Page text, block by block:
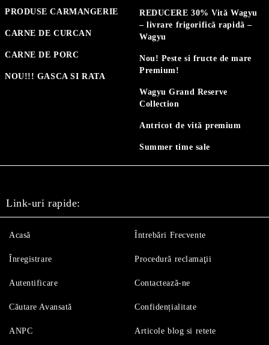
PRODUSE CARMANGERIE
CARNE DE CURCAN
CARNE DE PORC
NOU!!! GASCA SI RATA
REDUCERE 30% Vită Wagyu
– livrare frigorifică rapidă –
Wagyu
Nou! Peste si fructe de mare
Premium!
Wagyu Grand Reserve
Collection
Antricot de vită premium
Summer time sale
Link-uri rapide:
Acasă
Înregistrare
Autentificare
Căutare Avansată
Întrebări Frecvente
Procedură reclamaţii
Contactează-ne
Confidențialitate
ANPC Articole blog si retete